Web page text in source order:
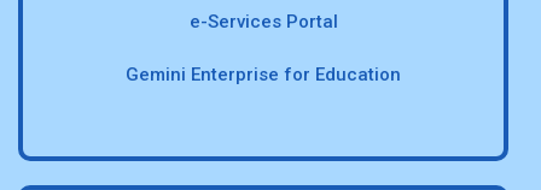
e-Services Portal
Gemini Enterprise for Education